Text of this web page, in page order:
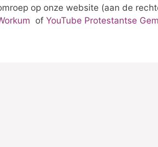
op onze website (aan de
of YouTube Protestantse